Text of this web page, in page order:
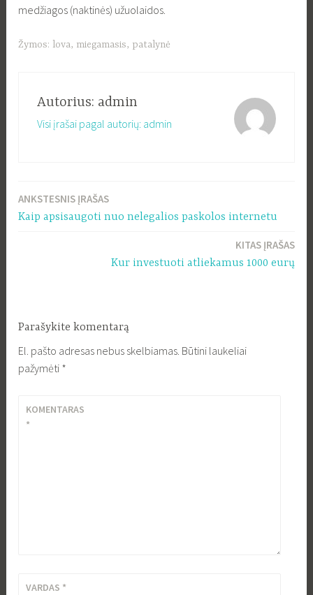
medžiagos (naktinės) užuolaidos.
Žymos: lova, miegamasis, patalynė
Autorius: admin
Visi įrašai pagal autorių: admin
Navigacija
tarp
ANKSTESNIS ĮRAŠAS
Kaip apsisaugoti nuo nelegalios paskolos internetu
KITAS ĮRAŠAS
Kur investuoti atliekamus 1000 eurų
Parašykite komentarą
El. pašto adresas nebus skelbiamas. Būtini laukeliai
pažymėti *
KOMENTARAS
*
VARDAS *